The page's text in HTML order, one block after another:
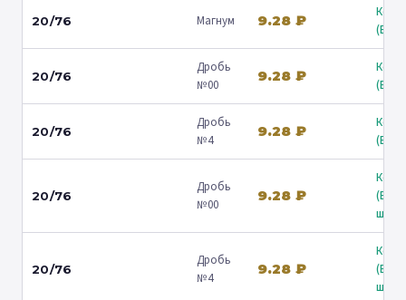
20/76 Магнум 9.28 ₽
20/76
Дробь
№00
9.28 ₽
20/76
Дробь
№4
9.28 ₽
20/76
Дробь
№00
9.28 ₽
ш.) ↗
20/76
Дробь
№4
9.28 ₽
ш.) ↗